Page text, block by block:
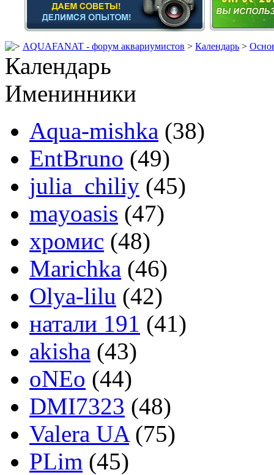
AQUAFANAT - форум аквариумистов > Календарь >
Календарь
Именинники
Aqua-mishka (38)
EntBruno (49)
julia_chiliy (45)
mayoasis (47)
хромис (48)
Marichka (46)
Olya-lilu (42)
натали 191 (41)
akisha (43)
oNEo (44)
DMI7323 (48)
Valera UA(75)
PLim (45)